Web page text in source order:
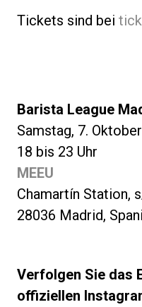
Tickets sind bei
Barista League
Samstag, 7.
18 bis 23 Uhr
MEEU
Chamartín Station,
28036 Madrid,
Verfolgen Sie das
offiziellen